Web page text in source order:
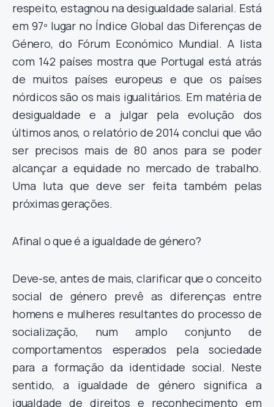
respeito, estagnou na desigualdade salarial. Está
em 97º lugar no Índice Global das Diferenças de
Género, do Fórum Económico Mundial. A lista
com 142 países mostra que Portugal está atrás
de muitos países europeus e que os países
nórdicos são os mais igualitários. Em matéria de
desigualdade e a julgar pela evolução dos
últimos anos, o relatório de 2014 conclui que vão
ser precisos mais de 80 anos para se poder
alcançar a equidade no mercado de trabalho.
Uma luta que deve ser feita também pelas
próximas gerações.
Afinal o que é a igualdade de género?
Deve-se, antes de mais, clarificar que o conceito
social de género prevê as diferenças entre
homens e mulheres resultantes do processo de
socialização, num amplo conjunto de
comportamentos esperados pela sociedade
para a formação da identidade social. Neste
sentido, a igualdade de género significa a
igualdade de direitos e reconhecimento em